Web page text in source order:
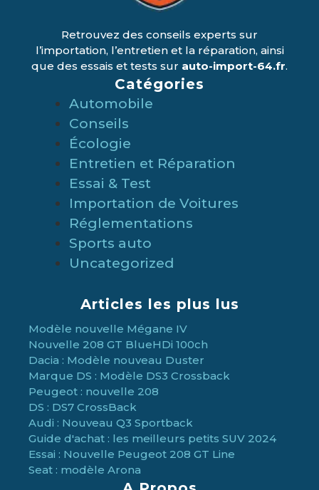
Retrouvez des conseils experts sur
l’importation, l’entretien et la réparation, ainsi
que des essais et tests sur auto-import-64.fr.
Catégories
Automobile
Conseils
Écologie
Entretien et Réparation
Essai & Test
Importation de Voitures
Réglementations
Sports auto
Uncategorized
Articles les plus lus
Modèle nouvelle Mégane IV
Nouvelle 208 GT BlueHDi 100ch
Dacia : Modèle nouveau Duster
Marque DS : Modèle DS3 Crossback
Peugeot : nouvelle 208
DS : DS7 CrossBack
Audi : Nouveau Q3 Sportback
Guide d'achat : les meilleurs petits SUV 2024
Essai : Nouvelle Peugeot 208 GT Line
Seat : modèle Arona